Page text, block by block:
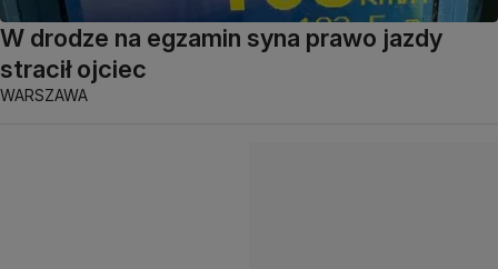
W drodze na egzamin syna prawo jazdy
stracił ojciec
WARSZAWA